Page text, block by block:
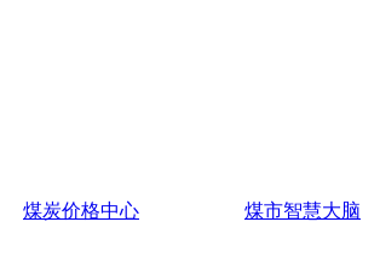
煤炭价格中心 煤市智慧大脑